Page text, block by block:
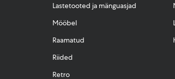
Lastetooted ja mänguasjad
Mööbel
Raamatud
Riided
Retro